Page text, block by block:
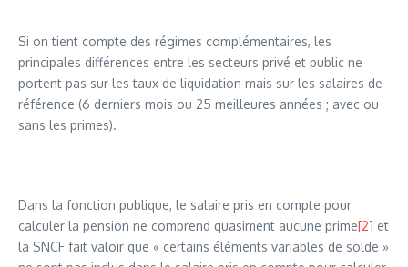
Si on tient compte des régimes complémentaires, les
principales différences entre les secteurs privé et public ne
portent pas sur les taux de liquidation mais sur les salaires de
référence (6 derniers mois ou 25 meilleures années ; avec ou
sans les primes).
Dans la fonction publique, le salaire pris en compte pour
calculer la pension ne comprend quasiment aucune prime[2] et
la SNCF fait valoir que « certains éléments variables de solde »